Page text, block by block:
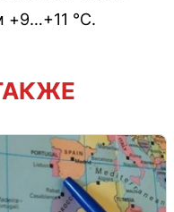
+9…+11 °С.